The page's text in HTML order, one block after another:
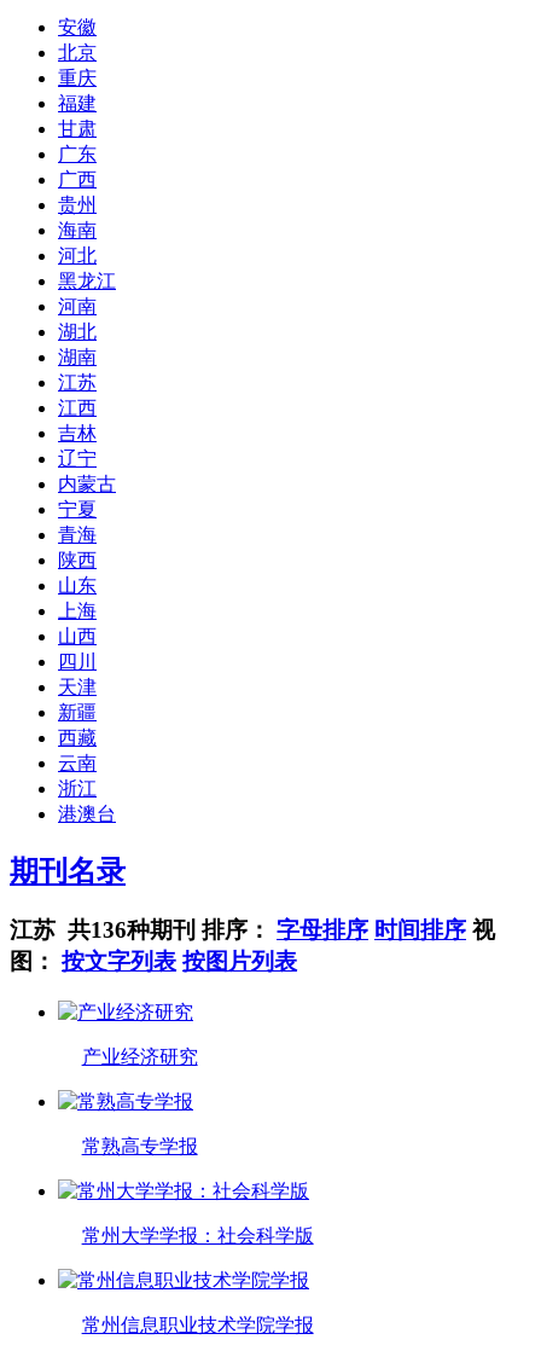
安徽
北京
重庆
福建
甘肃
广东
广西
贵州
海南
河北
黑龙江
河南
湖北
湖南
江苏
江西
吉林
辽宁
内蒙古
宁夏
青海
陕西
山东
上海
山西
四川
天津
新疆
西藏
云南
浙江
港澳台
期刊名录
江苏 共136种期刊 排序： 字母排序 时间排序 视
图： 按文字列表 按图片列表
产业经济研究
常熟高专学报
常州大学学报：社会科学版
常州信息职业技术学院学报